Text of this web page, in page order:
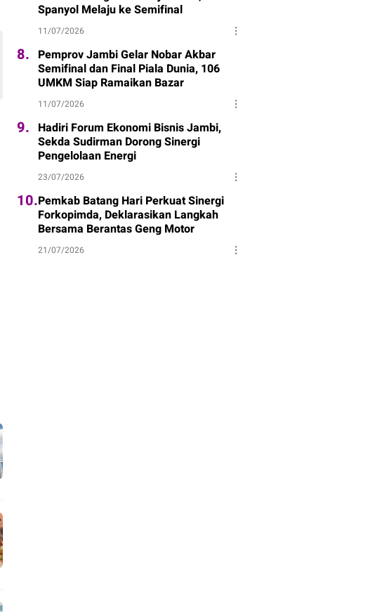
Spanyol Melaju ke Semifinal
11/07/2026
8. Pemprov Jambi Gelar Nobar Akbar
Semifinal dan Final Piala Dunia, 106
UMKM Siap Ramaikan Bazar
11/07/2026
9. Hadiri Forum Ekonomi Bisnis Jambi,
Sekda Sudirman Dorong Sinergi
Pengelolaan Energi
23/07/2026
10.Pemkab Batang Hari Perkuat Sinergi
Forkopimda, Deklarasikan Langkah
Bersama Berantas Geng Motor
21/07/2026